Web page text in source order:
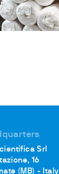
Srl
16
(MB) - Italy